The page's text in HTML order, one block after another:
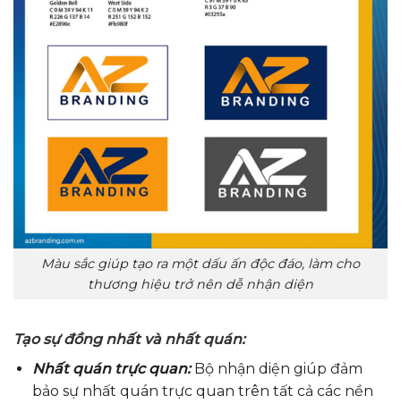
Màu sắc giúp tạo ra một dấu ấn độc đáo, làm cho
thương hiệu trở nên dễ nhận diện
Tạo sự đồng nhất và nhất quán:
Nhất quán trực quan:Bộ nhận diện giúp đảm
bảo sự nhất quán trực quan trên tất cả các nền